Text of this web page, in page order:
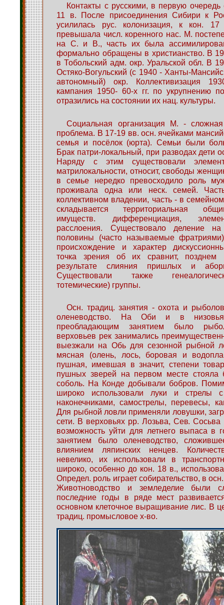
Контакты с русскими, в первую
11 в. После присоединения Сибири к
усилилась рус. колонизация, к кон.
превышала числ. коренного нас. М.
на С. и В., часть их была
формально обращены в христианство. В
в Тобольский адм. окр. Уральской обл. В
Остяко-Вогульский (с 1940 - Ханты-
автономный) окр. Коллективизация
кампания 1950- 60-х гг. по укрупнению
отразились на состоянии их нац. культуры.
Социальная организация М. -
проблема. В 17-19 вв. осн. ячейками
семья и посёлок (юрта). Семьи были
Брак патри-локальный, при разводах дети
Наряду с этим существовали
матрилокальности, относит, свободы
в семье нередко превосходило роль
проживала одна или неск. семей.
коллективном владении, часть - в
складывается территориальная
имуществ. дифференциация,
расслоения. Существовало деление
половины (часто называемые
происхождение и характер
точка зрения об их сравнит, позднем
результате слияния пришлых и
Существовали также
тотемические) группы.
Осн. традиц. занятия - охота и
оленеводство. На Оби и в
преобладающим занятием было
верховьев рек занимались
выезжали на Обь для сезонной рыбной
мясная (олень, лось, боровая и
пушная, имевшая в значит, степени
пушных зверей на первом месте стояла
соболь. На Конде добывали бобров.
широко использовали луки и стрелы с
наконечниками, самострелы, перевесы,
Для рыбной ловли применяли ловушки,
сети. В верховьях pp. Лозьва, Сев.
возможность уйти для летнего выпаса в
занятием было оленеводство,
влиянием ляпинских ненцев.
невелико, их использовали в
широко, особенно до кон. 18 в.,
Определ. роль играет собирательство, в
Животноводство и земледелие были
последние годы в ряде мест
основном клеточное выращивание лис. В
традиц. промысловое х-во.